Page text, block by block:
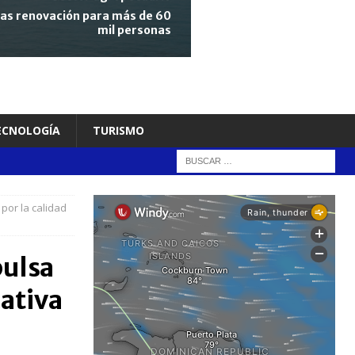
renovación para más de 60
mil personas
TURISMO
la calidad